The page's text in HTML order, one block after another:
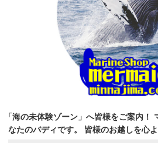
「海の未体験ゾーン」へ皆様をご案内！
なたのバディです。
皆様のお越しを心